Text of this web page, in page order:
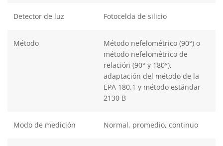
Detector de luz Fotocelda de silicio
Método
Método nefelométrico (90°) o
método nefelométrico de
relación (90° y 180°),
adaptación del método de la
EPA 180.1 y método estándar
2130 B
Modo de medición Normal, promedio, continuo